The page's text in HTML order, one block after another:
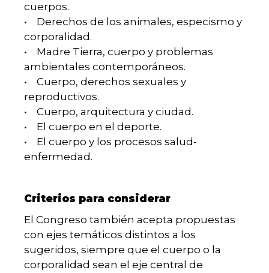
cuerpos.
• Derechos de los animales, especismo y
corporalidad.
• Madre Tierra, cuerpo y problemas
ambientales contemporáneos.
• Cuerpo, derechos sexuales y
reproductivos.
• Cuerpo, arquitectura y ciudad.
• El cuerpo en el deporte.
• El cuerpo y los procesos salud-
enfermedad.
Criterios para considerar
El Congreso también acepta propuestas
con ejes temáticos distintos a los
sugeridos, siempre que el cuerpo o la
corporalidad sean el eje central de